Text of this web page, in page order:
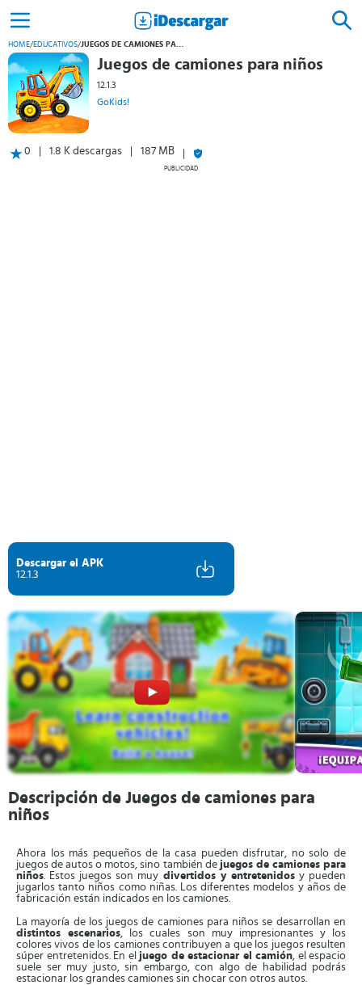
HOME/EDUCATIVOS/ JUEGOS DE CAMIONES PARA NIÑOS
Juegos de camiones para niños
12.1.3
GoKids!
0 1.8 K descargas 187 MB
PUBLICIDAD
Descargar el APK
12.1.3
Descripción de Juegos de camiones para
niños
Ahora los más pequeños de la casa pueden disfrutar, no solo de
juegos de autos o motos, sino también de juegos de camiones para
niños. Estos juegos son muy divertidos y entretenidosy pueden
jugarlos tanto niños como niñas. Los diferentes modelos y años de
fabricación están indicados en los camiones.
La mayoría de los juegos de camiones para niños se desarrollan en
distintos escenarios, los cuales son muy impresionantes y los
colores vivos de los camiones contribuyen a que los juegos resulten
súper entretenidos. En el juego de estacionar el camión, el espacio
suele ser muy justo, sin embargo, con algo de habilidad podrás
estacionar los grandes camiones sin chocar con otros autos.